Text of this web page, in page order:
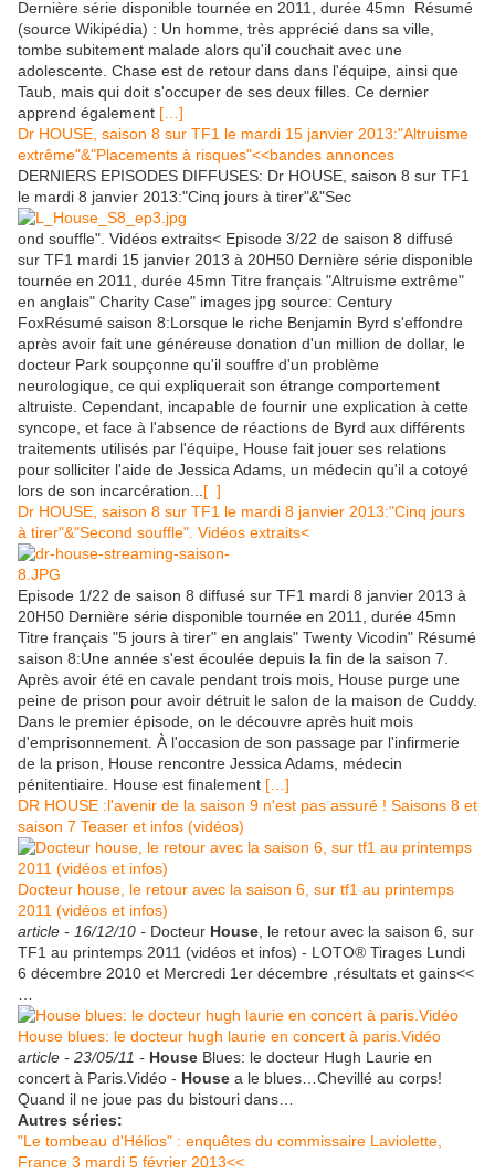
Dernière série disponible tournée en 2011, durée 45mn Résumé
(source Wikipédia) : Un homme, très apprécié dans sa ville,
tombe subitement malade alors qu'il couchait avec une
adolescente. Chase est de retour dans dans l'équipe, ainsi que
Taub, mais qui doit s'occuper de ses deux filles. Ce dernier
apprend également […]
Dr HOUSE, saison 8 sur TF1 le mardi 15 janvier 2013:"Altruisme
extrême"&"Placements à risques"<<bandes annonces
DERNIERS EPISODES DIFFUSES: Dr HOUSE, saison 8 sur TF1
le mardi 8 janvier 2013:"Cinq jours à tirer"&"Sec
ond souffle". Vidéos extraits< Episode 3/22 de saison 8 diffusé
sur TF1 mardi 15 janvier 2013 à 20H50 Dernière série disponible
tournée en 2011, durée 45mn Titre français "Altruisme extrême"
en anglais" Charity Case" images jpg source: Century
FoxRésumé saison 8:Lorsque le riche Benjamin Byrd s'effondre
après avoir fait une généreuse donation d'un million de dollar, le
docteur Park soupçonne qu'il souffre d'un problème
neurologique, ce qui expliquerait son étrange comportement
altruiste. Cependant, incapable de fournir une explication à cette
syncope, et face à l'absence de réactions de Byrd aux différents
traitements utilisés par l'équipe, House fait jouer ses relations
pour solliciter l'aide de Jessica Adams, un médecin qu'il a cotoyé
lors de son incarcération... [ ]
Dr HOUSE, saison 8 sur TF1 le mardi 8 janvier 2013:"Cinq jours
à tirer"&"Second souffle". Vidéos extraits<
Episode 1/22 de saison 8 diffusé sur TF1 mardi 8 janvier 2013 à
20H50 Dernière série disponible tournée en 2011, durée 45mn
Titre français "5 jours à tirer" en anglais" Twenty Vicodin" Résumé
saison 8:Une année s'est écoulée depuis la fin de la saison 7.
Après avoir été en cavale pendant trois mois, House purge une
peine de prison pour avoir détruit le salon de la maison de Cuddy.
Dans le premier épisode, on le découvre après huit mois
d'emprisonnement. À l'occasion de son passage par l'infirmerie
de la prison, House rencontre Jessica Adams, médecin
pénitentiaire. House est finalement […]
DR HOUSE :l'avenir de la saison 9 n'est pas assuré ! Saisons 8 et
saison 7 Teaser et infos (vidéos)
Docteur house, le retour avec la saison 6, sur tf1 au printemps
2011 (vidéos et infos)
article - 16/12/10 - Docteur House , le retour avec la saison 6, sur
TF1 au printemps 2011 (vidéos et infos) - LOTO® Tirages Lundi
6 décembre 2010 et Mercredi 1er décembre ,résultats et gains<<
House blues: le docteur hugh laurie en concert à paris.Vidéo
article - 23/05/11 - House Blues: le docteur Hugh Laurie en
concert à Paris.Vidéo - House a le blues…Chevillé au corps!
Quand il ne joue pas du bistouri dans…
Autres séries:
"Le tombeau d'Hélios" : enquêtes du commissaire Laviolette,
France 3 mardi 5 février 2013<<